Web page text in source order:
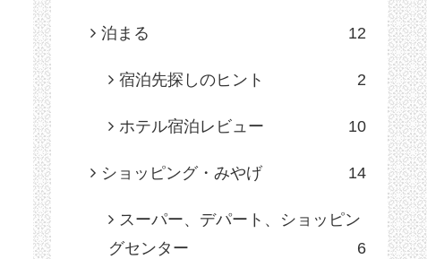
泊まる 12
宿泊先探しのヒント 2
ホテル宿泊レビュー 10
ショッピング・みやげ 14
スーパー、デパート、ショッピン
グセンター
6